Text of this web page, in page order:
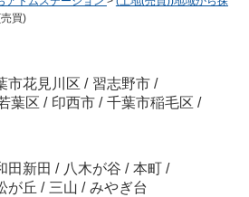
買)
市花見川区 / 習志野市 /
葉区 / 印西市 / 千葉市稲毛区 /
田新田 / 八木が谷 / 本町 /
が丘 / 三山 / みやぎ台